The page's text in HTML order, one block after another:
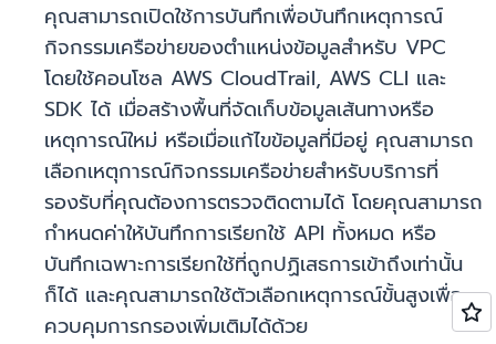
คุณสามารถเปิดใช้การบันทึกเพื่อบันทึกเหตุการณ์
กิจกรรมเครือข่ายของตำแหน่งข้อมูลสำหรับ VPC
โดยใช้คอนโซล AWS CloudTrail, AWS CLI และ
SDK ได้ เมื่อสร้างพื้นที่จัดเก็บข้อมูลเส้นทางหรือ
เหตุการณ์ใหม่ หรือเมื่อแก้ไขข้อมูลที่มีอยู่ คุณสามารถ
เลือกเหตุการณ์กิจกรรมเครือข่ายสำหรับบริการที่
รองรับที่คุณต้องการตรวจติดตามได้ โดยคุณสามารถ
กำหนดค่าให้บันทึกการเรียกใช้ API ทั้งหมด หรือ
บันทึกเฉพาะการเรียกใช้ที่ถูกปฏิเสธการเข้าถึงเท่านั้น
ก็ได้ และคุณสามารถใช้ตัวเลือกเหตุการณ์ขั้นสูงเพื่อ
ควบคุมการกรองเพิ่มเติมได้ด้วย